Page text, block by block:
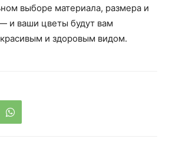
выборе материала, размера и
и ваши цветы будут вам
и здоровым видом.